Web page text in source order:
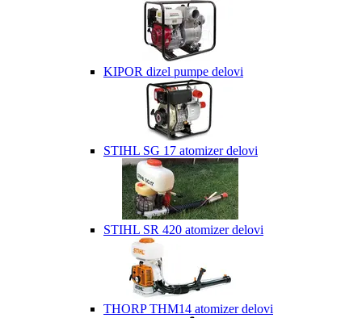
KIPOR dizel pumpe delovi
STIHL SG 17 atomizer delovi
STIHL SR 420 atomizer delovi
THORP THM14 atomizer delovi